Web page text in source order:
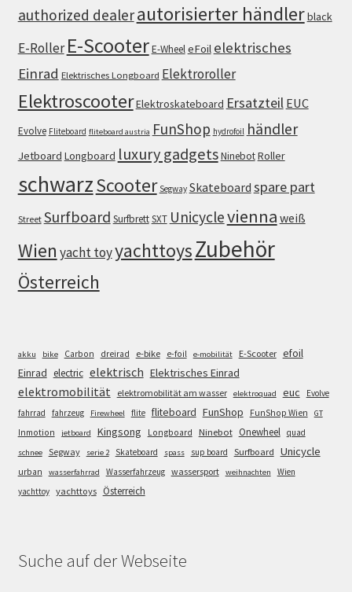
authorized dealerautorisierter händlerblack
E-Roller E-ScooterE-WheeleFoil elektrisches
Einrad Elektrisches Longboard Elektroroller
ElektroscooterElektroskateboard Ersatzteil EUC
Evolve Fliteboard fliteboard austria FunShop hydrofoil händler
Jetboard Longboard luxury gadgetsNinebotRoller
schwarzScooter Segway Skateboard spare part
Street Surfboard SurfbrettSXT Unicyclevienna weiß
Wien yacht toyyachttoysZubehör
Österreich
akku bike Carbon dreirad e-bike e-foil e-mobilität E-Scooter efoil
Einrad electric elektrisch Elektrisches Einrad
elektromobilität elektromobilität am wasser elektroquad euc
Evolve
fahrrad
fahrzeug Firewheel flite fliteboard FunShop FunShop Wien GT
Inmotion jetboard Kingsong Longboard Ninebot Onewheel quad
schnee Segway serie 2 Skateboard spass sup board Surfboard Unicycle
urban wasserfahrrad Wasserfahrzeug wassersport weihnachten
Wien
yachttoy yachttoys Österreich
Suche auf der Webseite